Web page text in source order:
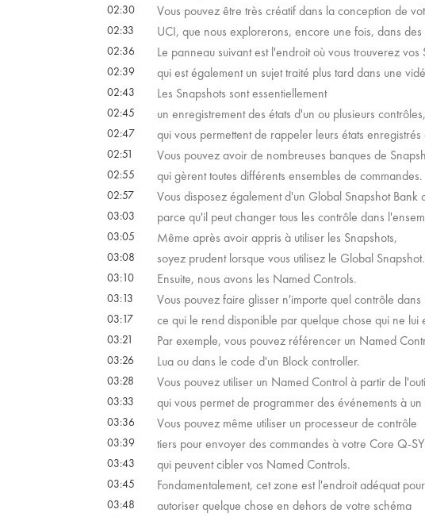
02:30 Vous pouvez être très créatif dans la conception de
02:33 UCI, que nous explorerons, encore une fois, dans des
02:36 Le panneau suivant est l'endroit où vous trouverez vos
02:39 qui est également un sujet traité plus tard dans une
02:43 Les Snapshots sont essentiellement
02:45 un enregistrement des états d'un ou plusieurs contrôles,
02:47 qui vous permettent de rappeler leurs états
02:51 Vous pouvez avoir de nombreuses banques de
02:55 qui gèrent toutes différents ensembles de commandes.
02:57 Vous disposez également d'un Global Snapshot
03:03 parce qu'il peut changer tous les contrôle dans
03:05 Même après avoir appris à utiliser les Snapshots,
03:08 soyez prudent lorsque vous utilisez le Global Snapshot.
03:10 Ensuite, nous avons les Named Controls.
03:13 Vous pouvez faire glisser n'importe quel contrôle
03:17 ce qui le rend disponible par quelque chose qui ne lui
03:21 Par exemple, vous pouvez référencer un Named
03:26 Lua ou dans le code d'un Block controller.
03:28 Vous pouvez utiliser un Named Control à partir de
03:33 qui vous permet de programmer des événements à
03:36 Vous pouvez même utiliser un processeur de contrôle
03:39 tiers pour envoyer des commandes à votre Core Q-
03:43 qui peuvent cibler vos Named Controls.
03:45 Fondamentalement, cet zone est l'endroit adéquat pour
03:48 autoriser quelque chose en dehors de votre schéma